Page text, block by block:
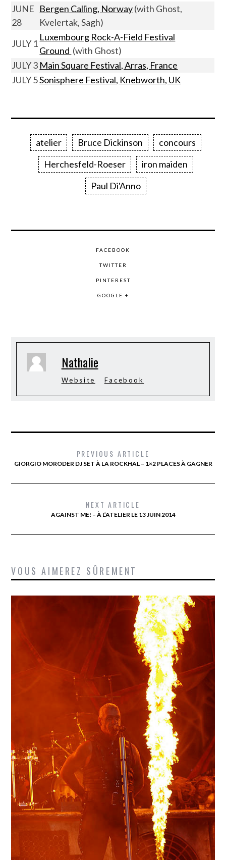
JUNE
28
Bergen Calling, Norway(with Ghost,
Kvelertak, Sagh)
JULY 1
Luxembourg Rock-A-Field Festival
Ground (with Ghost)
JULY 3 Main Square Festival, Arras, France
JULY 5Sonisphere Festival, Knebworth, UK
atelier Bruce Dickinson
concours
Herchesfeld-Roeser
iron maiden
Paul Di'Anno
FACEBOOK
TWITTER
PINTEREST
GOOGLE +
Nathalie
Website Facebook
PREVIOUS ARTICLE
GIORGIO MORODER DJ SET À LA ROCKHAL – 1×2 PLACES À GAGNER
NEXT ARTICLE
AGAINST ME! – À L’ATELIER LE 13 JUIN 2014
VOUS AIMEREZ SÛREMENT